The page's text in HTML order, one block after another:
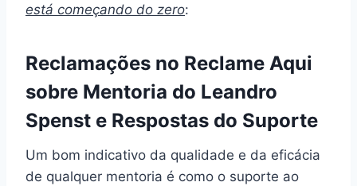
está começando do zero:
Reclamações no Reclame Aqui
sobre Mentoria do Leandro
Spenst e Respostas do Suporte
Um bom indicativo da qualidade e da eficácia
de qualquer mentoria é como o suporte ao